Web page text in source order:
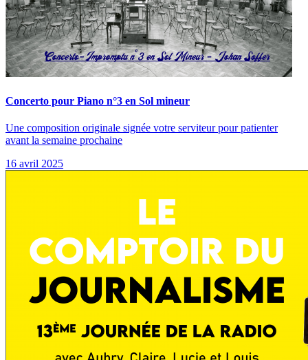
Concerto pour Piano n°3 en Sol mineur
Une composition originale signée votre serviteur pour patienter
avant la semaine prochaine
16 avril 2025